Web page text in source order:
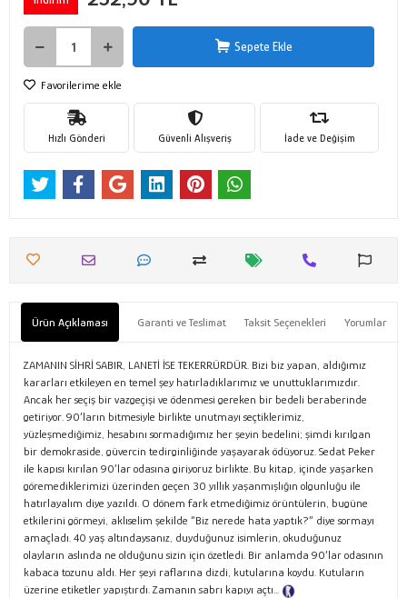
Sepete Ekle
Favorilerime ekle
Hızlı Gönderi Güvenli Alışveriş İade ve Değişim
Ürün Açıklaması Garanti ve Teslimat Taksit Seçenekleri Yorumlar
ZAMANIN SİHRİ SABIR, LANETİ İSE TEKERRÜRDÜR. Bizi biz yapan, aldığımız
kararları etkileyen en temel şey hatırladıklarımız ve unuttuklarımızdır.
Ancak her seçiş bir vazgeçişi ve ödenmesi gereken bir bedeli beraberinde
getiriyor. 90’ların bitmesiyle birlikte unutmayı seçtiklerimiz,
yüzleşmediğimiz, hesabını sormadığımız her şeyin bedelini; şimdi kırılgan
bir demokraside, güvercin tedirginliğinde yaşayarak ödüyoruz. Sedat Peker
ile kapısı kırılan 90’lar odasına giriyoruz birlikte. Bu kitap, içinde yaşarken
göremediklerimizi üzerinden geçen 30 yıllık yaşanmışlığın olgunluğu ile
hatırlayalım diye yazıldı. O dönem fark etmediğimiz örüntülerin, bugüne
etkilerini görmeyi, aklıselim şekilde “Biz nerede hata yaptık?” diye sormayı
amaçladı. 40 yaş altındaysanız, duyduğunuz isimlerin, okuduğunuz
olayların aslında ne olduğunu sizin için özetledi. Bir anlamda 90’lar odasının
kabaca tozunu aldı. Her şeyi raflarına dizdi, kutularına koydu. Kutuların
üzerine etiketler yapıştırdı. Zamanın sabrı kapıyı açtı...